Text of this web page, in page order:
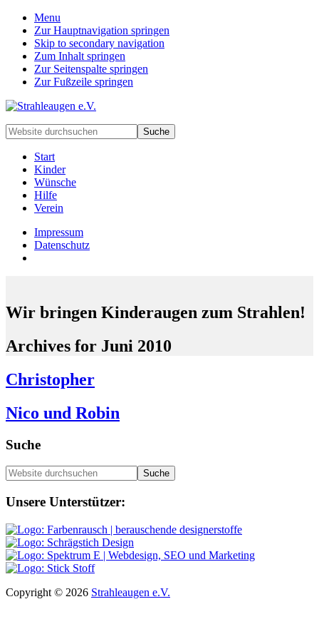
Menu
Zur Hauptnavigation springen
Skip to secondary navigation
Zum Inhalt springen
Zur Seitenspalte springen
Zur Fußzeile springen
Handarbeiten
für
besondere
Kinder
deren
Familien
Website
durchsuchen
Start
Kinder
Wünsche
Hilfe
Verein
Impressum
Datenschutz
Wir bringen Kinderaugen zum Strahlen!
Archives for Juni 2010
Christopher
Nico und Robin
Seitenspalte
Suche
Website
durchsuchen
Footer
Unsere Unterstützer:
Copyright © 2026 Strahleaugen e.V.